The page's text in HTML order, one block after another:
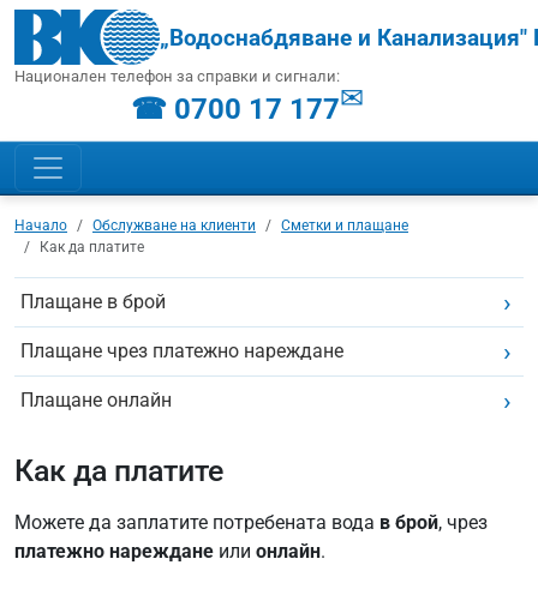
„Водоснабдяване и Канализация"
Национален телефон за справки и сигнали:
☎ 0700 17 177✉
Начало Обслужване на клиенти
Сметки и плащане
Как да платите
Плащане в брой
Плащане чрез платежно нареждане
Плащане онлайн
Как да платите
Можете да заплатите потребената вода в брой, чрез
платежно нареждане или онлайн.